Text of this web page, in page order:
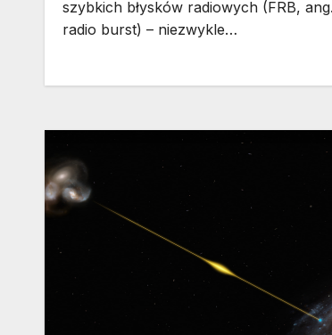
szybkich błysków radiowych (FRB,
radio burst) – niezwykle…